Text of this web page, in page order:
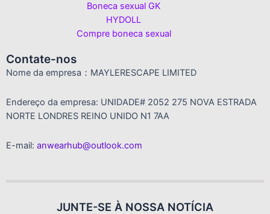
Boneca sexual GK
HYDOLL
Compre boneca sexual
Contate-nos
Nome da empresa：MAYLERESCAPE LIMITED
Endereço da empresa: UNIDADE# 2052 275 NOVA ESTRADA
NORTE LONDRES REINO UNIDO N1 7AA
E-mail: anwearhub@outlook.com
JUNTE-SE À NOSSA NOTÍCIA